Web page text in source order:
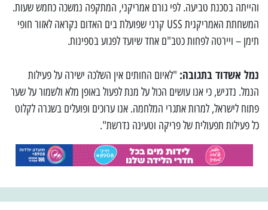
והייתה בסכנת טביעה. לפי גורם אמריקני, המתקפה נמשכה כחמש שעות.
המשחתת האמריקנית USS קרני שפועלת בים האדום נקראה לאזור חופי
תימן – ויירטה לפחות כטב"ם אחד שיועד לפגוע בספינות.
נמל אשדוד בתגובה: "לאיום החותים אין השלכה ישירה על פעילות
הנמל. נדגיש, כי אנו עושים הכול על מנת לפעול באופן מלא ולשמור על שער
פתוח לישראל, למרות אתגרי המלחמה. אנו ערוכים ופועלים בשגרה לקלוט
כל פעילות תפעולית של פריקה וטעינה נדרשת".